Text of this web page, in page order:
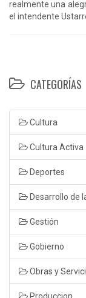
realmente una
el intendente
CATEGORÍAS
Cultura
Cultura Activa
Deportes
Desarrollo de
Gestión
Gobierno
Obras y
Produccion